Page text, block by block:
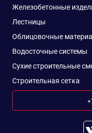
Железобетонные
Лестницы
Облицовочные
Водосточные системы
Сухие строительные
Строительная сетка